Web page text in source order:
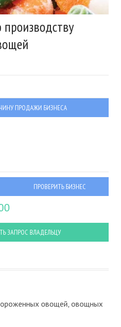
ПРОДАЖИ БИЗНЕСА
ПРОВЕРИТЬ БИЗНЕС
ЗАПРОС ВЛАДЕЛЬЦУ
овощей, овощных